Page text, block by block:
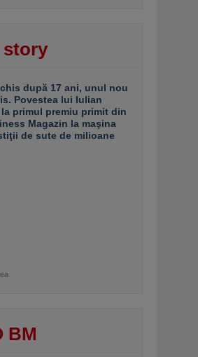
story
după 17 ani, unul nou
Povestea lui Iulian
primul premiu primit din
Magazin la maşina
de sute de milioane
BM